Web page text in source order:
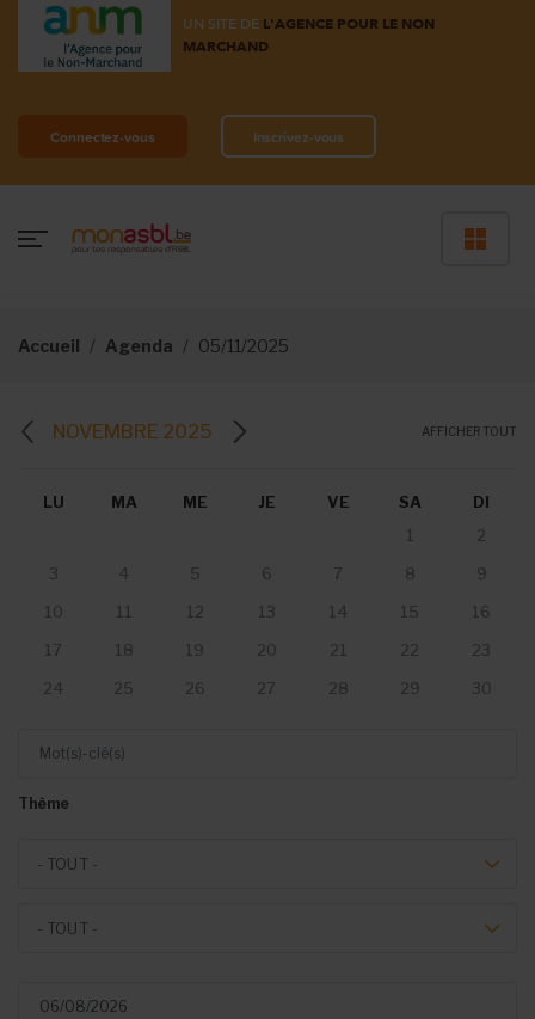
UN SITE DE L'AGENCE POUR LE NON
MARCHAND
Connectez-vous Inscrivez-vous
Accueil Agenda 05/11/2025
NOVEMBRE 2025
LU MA ME JE VE SA
DI
1
2
3
4 5 6 7 8
9
10
11 12 13 14 15
16
17
18 19 20 21 22
23
24
25 26 27 28 29 30
AFFICHER TOUT
Thème
- TOUT -
- TOUT -